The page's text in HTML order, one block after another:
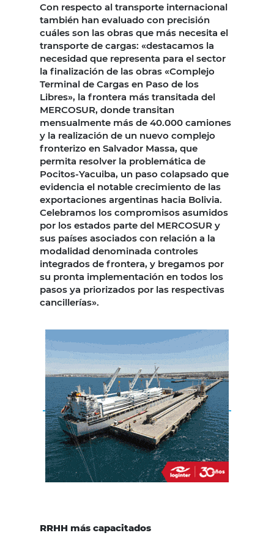
Con respecto al transporte internacional
también han evaluado con precisión
cuáles son las obras que más necesita el
transporte de cargas: «destacamos la
necesidad que representa para el sector
la finalización de las obras «Complejo
Terminal de Cargas en Paso de los
Libres», la frontera más transitada del
MERCOSUR, donde transitan
mensualmente más de 40.000 camiones
y la realización de un nuevo complejo
fronterizo en Salvador Massa, que
permita resolver la problemática de
Pocitos-Yacuiba, un paso colapsado que
evidencia el notable crecimiento de las
exportaciones argentinas hacia Bolivia.
Celebramos los compromisos asumidos
por los estados parte del MERCOSUR y
sus países asociados con relación a la
modalidad denominada controles
integrados de frontera, y bregamos por
su pronta implementación en todos los
pasos ya priorizados por las respectivas
cancillerías».
RRHH más capacitados